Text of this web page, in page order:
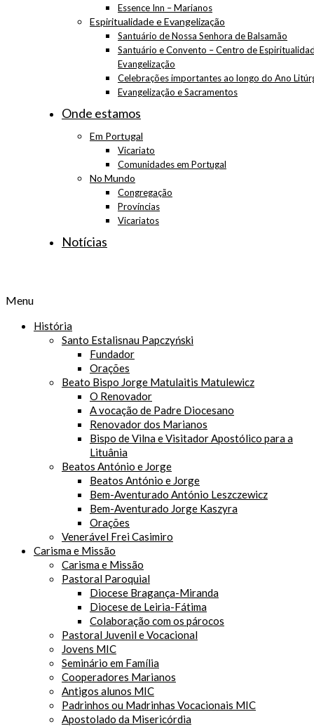
Essence Inn – Marianos
Espiritualidade e Evangelização
Santuário de Nossa Senhora de Balsamão
Santuário e Convento – Centro de
Evangelização
Celebrações importantes ao longo do Ano
Evangelização e Sacramentos
Onde estamos
Em Portugal
Vicariato
Comunidades em Portugal
No Mundo
Congregação
Províncias
Vicariatos
Notícias
Menu
História
Santo Estalisnau Papczyński
Fundador
Orações
Beato Bispo Jorge Matulaitis Matulewicz
O Renovador
A vocação de Padre Diocesano
Renovador dos Marianos
Bispo de Vilna e Visitador Apostólico para a
Lituânia
Beatos António e Jorge
Beatos António e Jorge
Bem-Aventurado António Leszczewicz
Bem-Aventurado Jorge Kaszyra
Orações
Venerável Frei Casimiro
Carisma e Missão
Carisma e Missão
Pastoral Paroquial
Diocese Bragança-Miranda
Diocese de Leiria-Fátima
Colaboração com os párocos
Pastoral Juvenil e Vocacional
Jovens MIC
Seminário em Família
Cooperadores Marianos
Antigos alunos MIC
Padrinhos ou Madrinhas Vocacionais MIC
Apostolado da Misericórdia